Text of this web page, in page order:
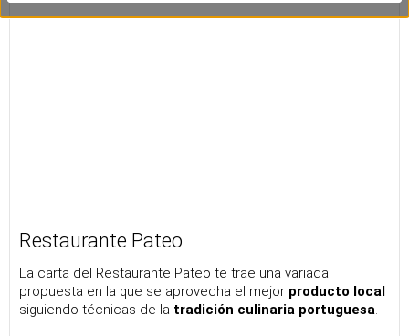
Restaurante Pateo
La carta del Restaurante Pateo te trae una variada
propuesta en la que se aprovecha el mejor producto local
siguiendo técnicas de la tradición culinaria portuguesa.